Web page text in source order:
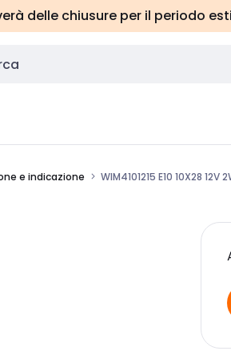
delle chiusure per il periodo
e indicazione WIM4101215 E10 10X28 12V